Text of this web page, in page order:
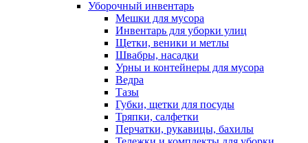
Уборочный инвентарь
Мешки для мусора
Инвентарь для уборки улиц
Щетки, веники и метлы
Швабры, насадки
Урны и контейнеры для мусора
Ведра
Тазы
Губки, щетки для посуды
Тряпки, салфетки
Перчатки, рукавицы, бахилы